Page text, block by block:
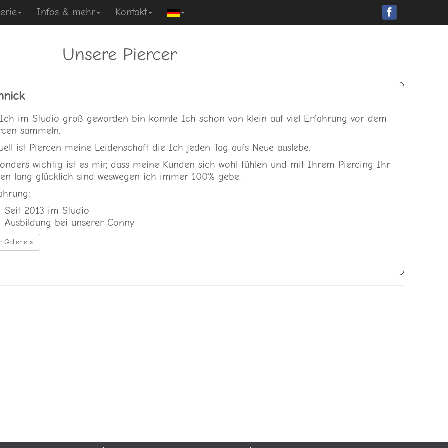
Infos & mehr Kontakt
Unsere Piercer
im Studio groß geworden bin konnte Ich schon von klein auf viel Erfahrung vor dem
sammeln.
ist Piercen meine Leidenschaft die Ich jeden Tag aufs Neue auslebe.
wichtig ist es mir, dass meine Kunden sich wohl fühlen und mit Ihrem Piercing Ihr
lang glücklich sind weswegen ich immer 100% gebe.
Seit 2013 im Studio
Ausbildung bei unserer Conny
Gallerie »